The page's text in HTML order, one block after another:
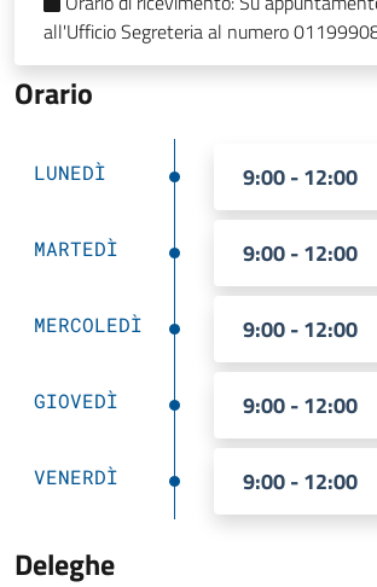
all'Ufficio Segreteria al numero
Orario
LUNEDÌ 9:00 - 12:00
MARTEDÌ 9:00 - 12:00
MERCOLEDÌ 9:00 - 12:00
GIOVEDÌ 9:00 - 12:00
VENERDÌ 9:00 - 12:00
Deleghe